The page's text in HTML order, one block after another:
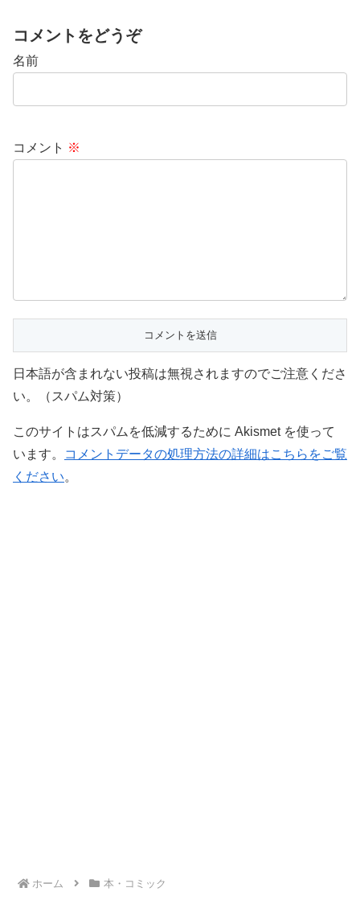
コメントをどうぞ
名前
コメント ※
日本語が含まれない投稿は無視されますのでご注意くださ
い。（スパム対策）
このサイトはスパムを低減するために Akismet を使って
います。
コメントデータの処理方法の詳細はこちらをご覧
ください。
ホーム 本・コミック